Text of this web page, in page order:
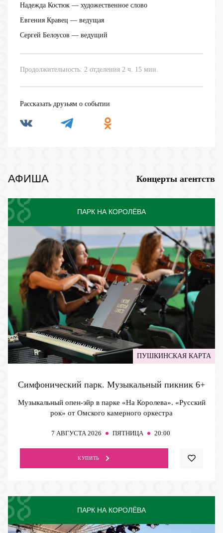
Надежда Костюк — художественное слово
Евгения Кравец — ведущая
Сергей Белоусов — ведущий
Продолжительность: 2 отделения 2 ч. 15 мин.
Рассказать друзьям о событии
АФИША Концерты агентств
ПАРК НА КОРОЛЁВА
ПУШКИНСКАЯ КАРТА
Симфонический парк. Музыкальный пикник 6+
Музыкальный опен-эйр в парке «На Королева». «Русский
рок» от Омского камерного оркестра
7 АВГУСТА 2026 ПЯТНИЦА 20:00
КУПИТЬ
ПАРК НА КОРОЛЁВА